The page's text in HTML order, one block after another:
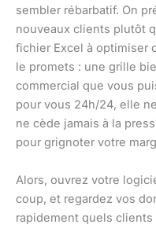
sembler rébarbatif. On
nouveaux clients plutôt
fichier Excel à optimiser
le promets : une grille
commercial que vous
pour vous 24h/24, elle
ne cède jamais à la
pour grignoter votre
Alors, ouvrez votre
coup, et regardez vos
rapidement quels